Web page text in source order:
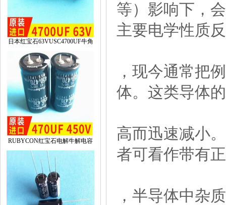
日本红宝石63VUSC4700UF牛角
RUBYCON红宝石电解牛解电容
等）影响下，
主要电学性质
，现今通常把
体。这类导体
高而迅速减小
者可看作带有
，半导体中杂